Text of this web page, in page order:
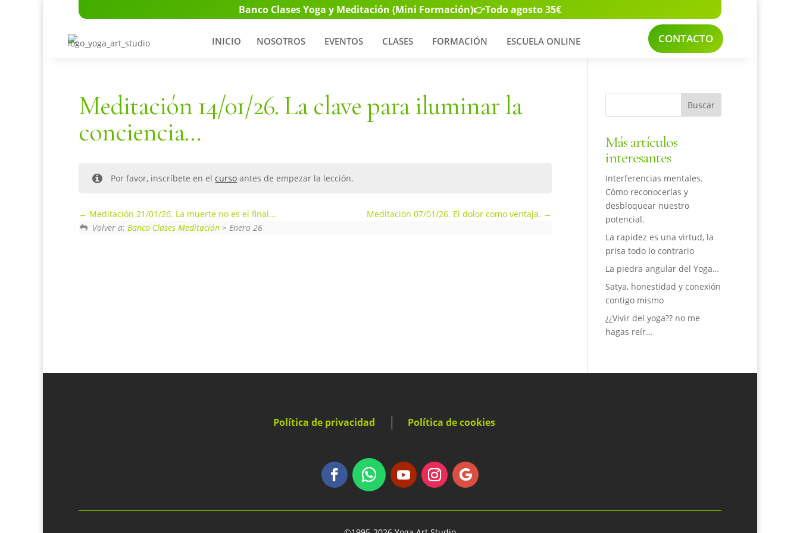
Banco Clases Yoga y Meditación (Mini Formación)👉Todo agosto 35€
INICIO NOSOTROS EVENTOS CLASES FORMACIÓN ESCUELA ONLINE CONTACTO
Meditación 14/01/26. La clave para iluminar la
conciencia…
Por favor, inscríbete en elcurso antes de empezar la lección.
Meditación 21/01/26. La muerte no es el final...
Meditación 07/01/26. El dolor como ventaja.
Volver a: Banco Clases Meditación> Enero 26
Más artículos
interesantes
Interferencias mentales.
Cómo reconocerlas y
desbloquear nuestro
potencial.
La rapidez es una virtud, la
prisa todo lo contrario
La piedra angular del Yoga…
Satya, honestidad y conexión
contigo mismo
¿¿Vivir del yoga?? no me
hagas reír…
Política de privacidad Política de cookies